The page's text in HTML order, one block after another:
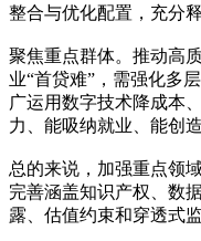
整合与优化配置，充分
聚焦重点群体。推动高
业“首贷难”，需强化多
广运用数字技术降成本
力、能吸纳就业、能创
总的来说，加强重点领
完善涵盖知识产权、数
露、估值约束和穿透式